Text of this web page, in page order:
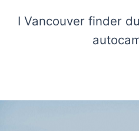
I Vancouver finder